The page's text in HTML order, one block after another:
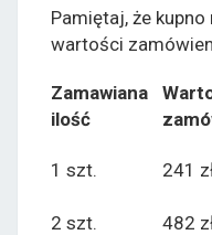
Pamiętaj, że
wartości
Zamawiana
ilość
1 szt. 241
2 szt.
482